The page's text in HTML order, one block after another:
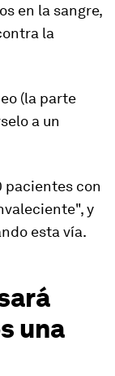
en la sangre,
la
(la parte
a un
pacientes con
, y
esta vía.
una